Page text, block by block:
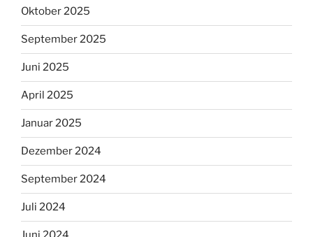
Oktober 2025
September 2025
Juni 2025
April 2025
Januar 2025
Dezember 2024
September 2024
Juli 2024